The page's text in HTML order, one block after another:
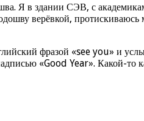
Я в здании СЭВ, с
верёвкой,
фразой «see you» и
«Good Year». Какой-